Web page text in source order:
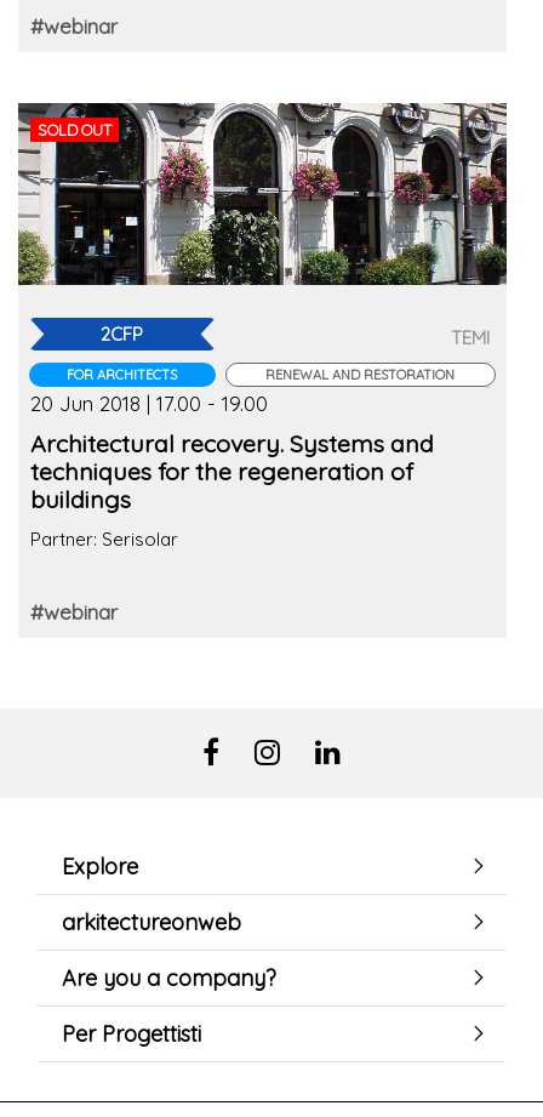
#webinar
SOLD OUT
2CFP
FOR ARCHITECTS
TEMI
RENEWAL AND RESTORATION
20 Jun 2018 | 17.00 - 19.00
Architectural recovery. Systems and
techniques for the regeneration of
buildings
Partner: Serisolar
#webinar
Explore
arkitectureonweb
Are you a company?
Per Progettisti